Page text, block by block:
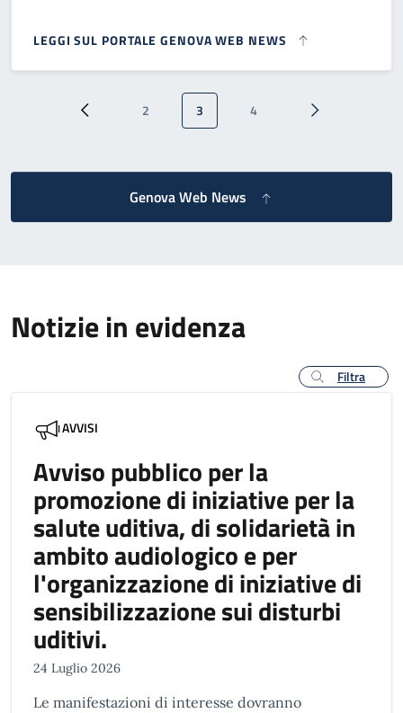
LEGGI SUL PORTALE GENOVA WEB NEWS
Paginazione
Pagina precedente
Pagina
2 Pagina attuale
3 Pagina
4 Pagina
Genova Web News
Notizie in evidenza
Filtra
AVVISI
Avviso pubblico per la
promozione di iniziative per la
salute uditiva, di solidarietà in
ambito audiologico e per
l'organizzazione di iniziative di
sensibilizzazione sui disturbi
uditivi.
24 Luglio 2026
Le manifestazioni di interesse dovranno